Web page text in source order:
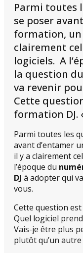
Parmi toutes
se poser
formation, un
clairement
logiciels. A
la question
va revenir
Cette
formation DJ.
Parmi toutes les
avant d’entamer
il y a clairement
l’époque du
DJ à adopter qui
vous.
Cette question
Quel logiciel
Vais-je être plus
plutôt qu’un autre